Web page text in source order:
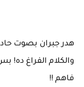
هدر جبران بصوت حاد
والكلام الفراغ
فاهم !!